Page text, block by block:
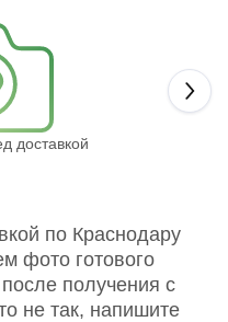
доставкой
по Краснодару
фото готового
получения с
не так, напишите